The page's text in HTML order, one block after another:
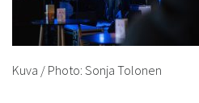
Kuva / Photo: Sonja Tolonen